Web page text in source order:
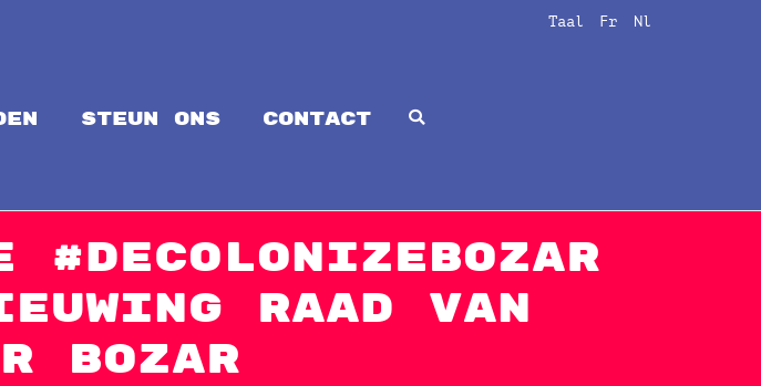
Taal Fr Nl
steun ons CONTACT
Raad van
BOZAR